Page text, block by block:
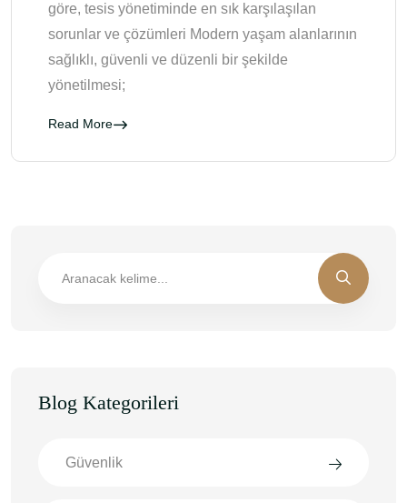
göre, tesis yönetiminde en sık karşılaşılan
sorunlar ve çözümleri Modern yaşam alanlarının
sağlıklı, güvenli ve düzenli bir şekilde
yönetilmesi;
Read More
Blog Kategorileri
Güvenlik